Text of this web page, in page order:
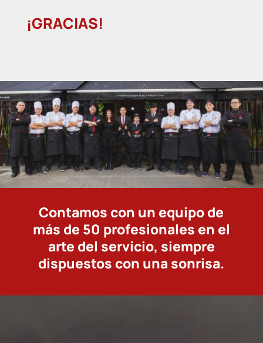
¡GRACIAS!
Contamos con un equipo de
más de 50 profesionales en el
arte del servicio, siempre
dispuestos con una sonrisa.